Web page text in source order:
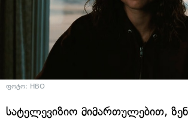
ფოტო: HBO
სატელევიზიო მიმართულებით,